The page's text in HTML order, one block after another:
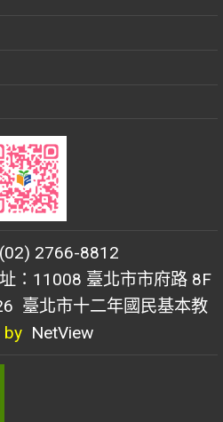
2766-8812
：11008 臺北市市府路 8F
臺北市十二年國民基本教
NetView